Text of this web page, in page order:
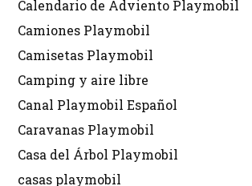
Calendario de Adviento Playmobil
Camiones Playmobil
Camisetas Playmobil
Camping y aire libre
Canal Playmobil Español
Caravanas Playmobil
Casa del Árbol Playmobil
casas playmobil